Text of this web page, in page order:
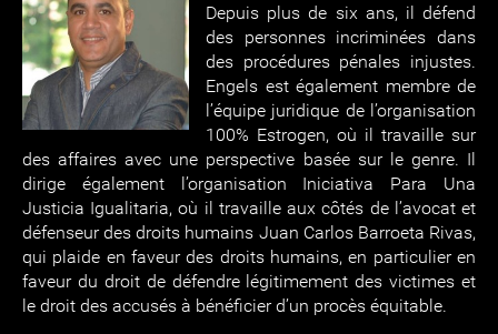
Depuis plus de six ans, il défend
des personnes incriminées dans
des procédures pénales injustes.
Engels est également membre de
l’équipe juridique de l’organisation
100% Estrogen, où il travaille sur
des affaires avec une perspective basée sur le genre. Il
dirige également l’organisation Iniciativa Para Una
Justicia Igualitaria, où il travaille aux côtés de l’avocat et
défenseur des droits humains Juan Carlos Barroeta Rivas,
qui plaide en faveur des droits humains, en particulier en
faveur du droit de défendre légitimement des victimes et
le droit des accusés à bénéficier d’un procès équitable.